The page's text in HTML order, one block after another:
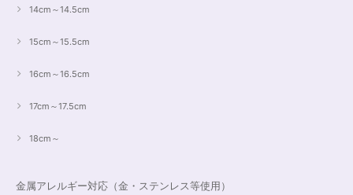
14cm～14.5cm
15cm～15.5cm
16cm～16.5cm
17cm～17.5cm
18cm～
金属アレルギー対応（金・ステンレス等使用）